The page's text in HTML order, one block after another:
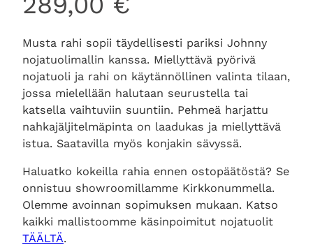
Musta rahi sopii täydellisesti pariksi Johnny
nojatuolimallin kanssa. Miellyttävä pyörivä
nojatuoli ja rahi on käytännöllinen valinta tilaan,
jossa mielellään halutaan seurustella tai
katsella vaihtuviin suuntiin. Pehmeä harjattu
nahkajäljitelmäpinta on laadukas ja miellyttävä
istua. Saatavilla myös konjakin sävyssä.
Haluatko kokeilla rahia ennen ostopäätöstä? Se
onnistuu showroomillamme Kirkkonummella.
Olemme avoinnan sopimuksen mukaan. Katso
kaikki mallistoomme käsinpoimitut nojatuolit
TÄÄLTÄ.